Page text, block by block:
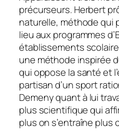
précurseurs. Herbert
naturelle, méthode qui
lieu aux programmes
établissements
une méthode inspirée
qui oppose la santé et
partisan d’un sport
Demeny quant à lui
plus scientifique qui
plus on s’entraîne plus